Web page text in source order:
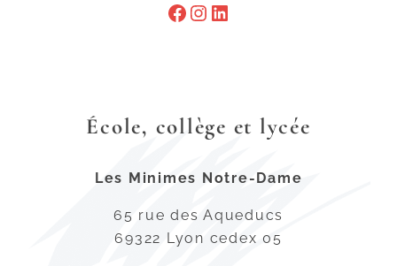
École, collège et lycée
Les Minimes Notre-Dame
65 rue des Aqueducs
69322 Lyon cedex 05